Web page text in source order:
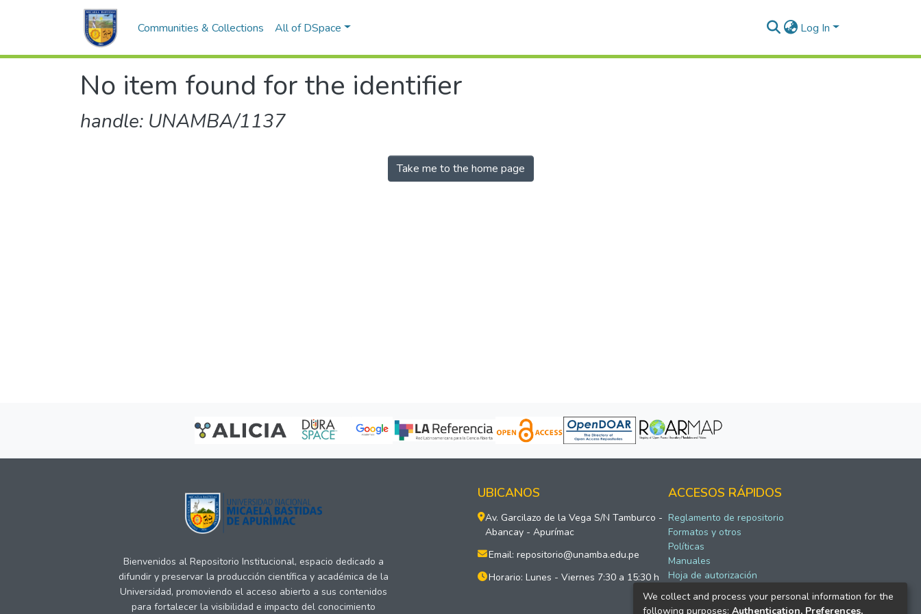
Communities & Collections All of DSpace Log In
No item found for the identifier
handle: UNAMBA/1137
Take me to the home page
Bienvenidos al Repositorio Institucional, espacio dedicado a
difundir y preservar la producción científica y académica de la
Universidad, promoviendo el acceso abierto a sus contenidos
para fortalecer la visibilidad e impacto del conocimiento
UBICANOS
Av. Garcilazo de la Vega S/N Tamburco -
Abancay - Apurímac
Email: repositorio@unamba.edu.pe
Horario: Lunes - Viernes 7:30 a 15:30 h
ACCESOS RÁPIDOS
Reglamento de repositorio
Formatos y otros
Políticas
Manuales
Hoja de autorización
We collect and process your personal information for the
following purposes: Authentication, Preferences,